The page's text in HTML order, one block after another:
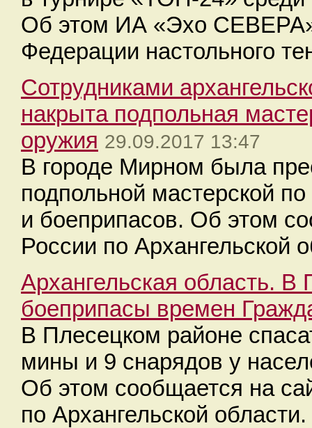
Об этом ИА «Эхо
Федерации настольного
​Сотрудниками
накрыта подпольная
оружия 29.09.2017 13:47
В городе Мирном была
подпольной мастерской
и боеприпасов. Об этом
России по Архангельской
​Архангельская область.
боеприпасы времен
В Плесецком районе
мины и 9 снарядов у
Об этом сообщается на
по Архангельской области.